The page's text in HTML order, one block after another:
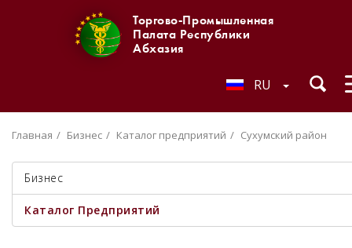
Торгово-Промышленная
Палата Республики
Абхазия
RU
Главная Бизнес Каталог предприятий Сухумский район
Бизнес
Каталог Предприятий